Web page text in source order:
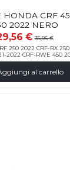
HONDA CRF
2022 NERO
€36,95 €
250 2022 CRF-RX
2022 CRF-RWE 450
al carrello